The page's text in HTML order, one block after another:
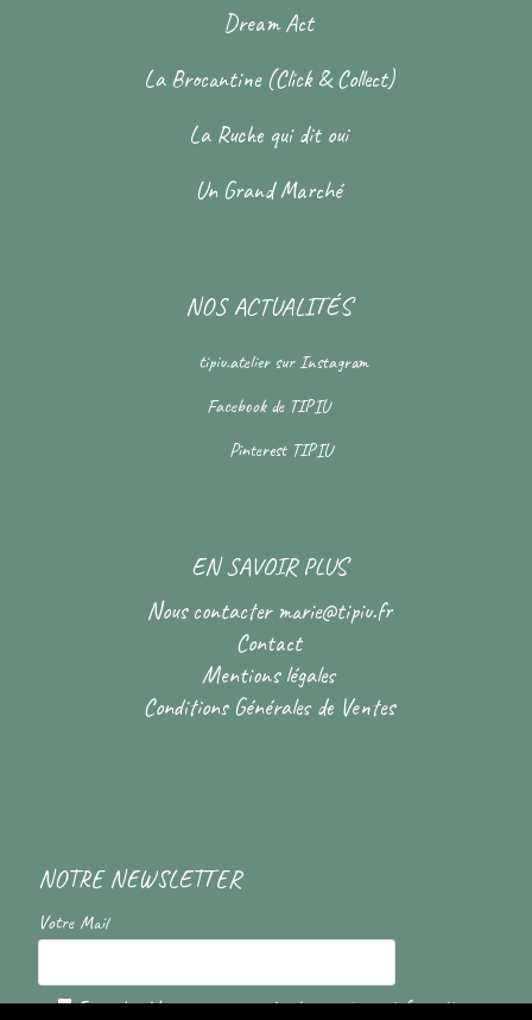
Dream Act
La Brocantine (Click & Collect)
La Ruche qui dit oui
Un Grand Marché
NOS ACTUALITÉS
tipiu.atelier sur Instagram
Facebook de TIPIU
Pinterest TIPIU
EN SAVOIR PLUS
Nous contacter marie@tipiu.fr
Contact
Mentions légales
Conditions Générales de Ventes
NOTRE NEWSLETTER
Votre Mail
En cochant la case vous acceptez de recevoir nos informations